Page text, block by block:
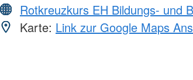
Rotkreuzkurs EH Bildungs- und
Karte: Link zur Google Maps